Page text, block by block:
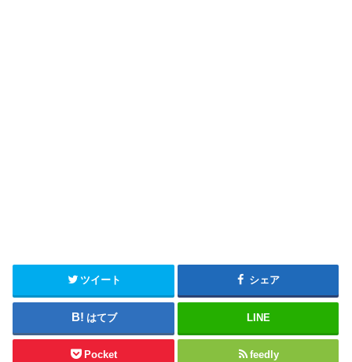
ツイート シェア
はてブ LINE
Pocket feedly